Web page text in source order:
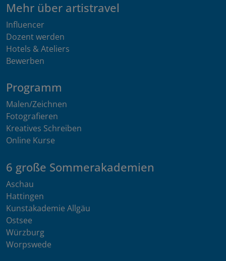
Mehr über artistravel
Influencer
Dozent werden
Hotels & Ateliers
Bewerben
Programm
Malen/Zeichnen
Fotografieren
Kreatives Schreiben
Online Kurse
6 große Sommerakademien
Aschau
Hattingen
Kunstakademie Allgäu
Ostsee
Würzburg
Worpswede